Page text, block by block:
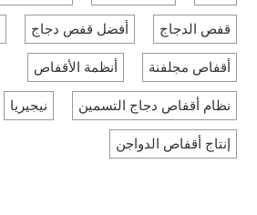
قفص الدجاج أفضل قفص دجاج
أقفاص مجلفنة أنظمة الأقفاص
نظام أقفاص دجاج التسمين نيجيريا
إنتاج أقفاص الدواجن